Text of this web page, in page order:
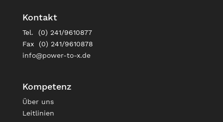
Kontakt
Tel. (0) 241/9610877
Fax (0) 241/9610878
info@power-to-x.de
Kompetenz
Über uns
Leitlinien